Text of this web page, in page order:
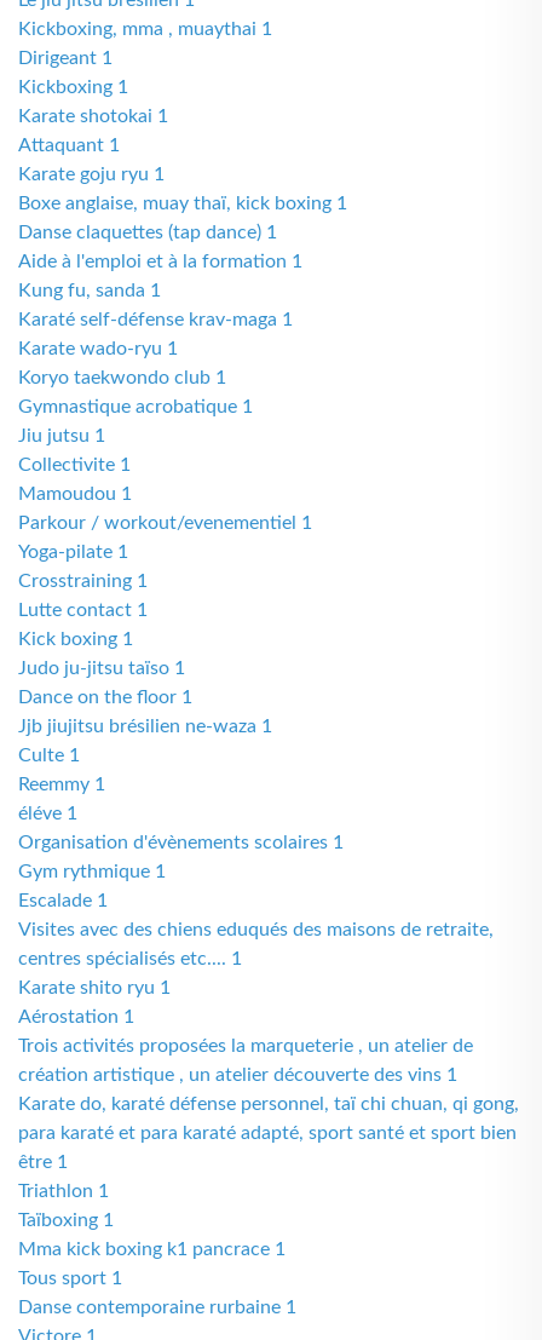
Kickboxing, mma , muaythai 1
Dirigeant 1
Kickboxing 1
Karate shotokai 1
Attaquant 1
Karate goju ryu 1
Boxe anglaise, muay thaï, kick boxing 1
Danse claquettes (tap dance) 1
Aide à l'emploi et à la formation 1
Kung fu, sanda 1
Karaté self-défense krav-maga 1
Karate wado-ryu 1
Koryo taekwondo club 1
Gymnastique acrobatique 1
Jiu jutsu 1
Collectivite 1
Mamoudou 1
Parkour / workout/evenementiel 1
Yoga-pilate 1
Crosstraining 1
Lutte contact 1
Kick boxing 1
Judo ju-jitsu taïso 1
Dance on the floor 1
Jjb jiujitsu brésilien ne-waza 1
Culte 1
Reemmy 1
éléve 1
Organisation d'évènements scolaires 1
Gym rythmique 1
Escalade 1
Visites avec des chiens eduqués des maisons de retraite,
centres spécialisés etc.... 1
Karate shito ryu 1
Aérostation 1
Trois activités proposées la marqueterie , un atelier de
création artistique , un atelier découverte des vins 1
Karate do, karaté défense personnel, taï chi chuan, qi gong,
para karaté et para karaté adapté, sport santé et sport bien
être 1
Triathlon 1
Taïboxing 1
Mma kick boxing k1 pancrace 1
Tous sport 1
Danse contemporaine rurbaine 1